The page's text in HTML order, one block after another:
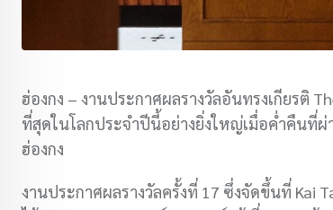
ฮ่องกง – งานประกาศผลรางวัลอันทรงเกียรติ
ที่สุดในโลกประจำปีนี้อย่างยิ่งใหญ่เมื่อค่ำคืนที่
ฮ่องกง
งานประกาศผลรางวัลครั้งที่ 17 ซึ่งจัดขึ้นที่ Kai